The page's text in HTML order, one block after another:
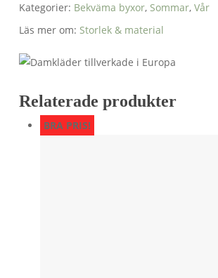
Kategorier: Bekväma byxor, Sommar, Vår
Läs mer om: Storlek & material
Relaterade produkter
BRA PRIS!